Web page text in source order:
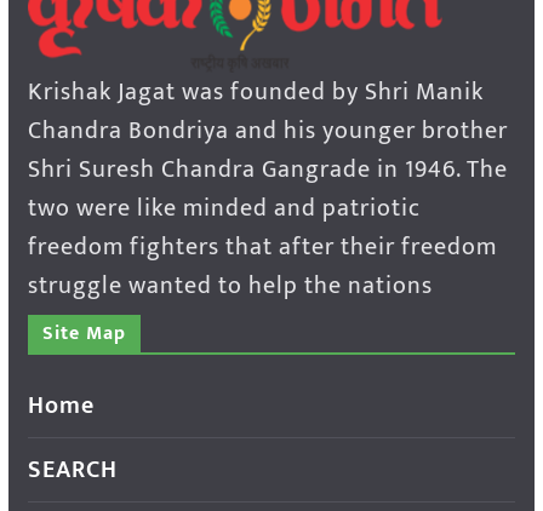
Krishak Jagat was founded by Shri Manik
Chandra Bondriya and his younger brother
Shri Suresh Chandra Gangrade in 1946. The
two were like minded and patriotic
freedom fighters that after their freedom
struggle wanted to help the nations
Site Map
Home
SEARCH